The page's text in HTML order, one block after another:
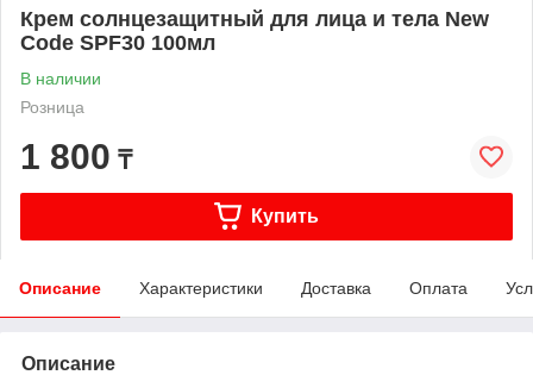
Крем солнцезащитный для лица и тела New
Code SPF30 100мл
В наличии
Розница
1 800 ₸
Купить
Описание Характеристики Доставка Оплата
Описание